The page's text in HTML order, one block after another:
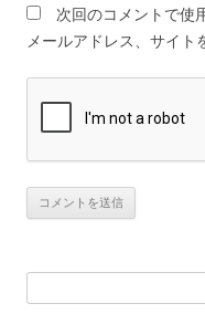
次回のコメントで使
メールアドレス、サイト